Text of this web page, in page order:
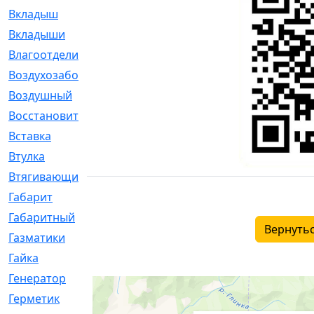
Вкладыш
Вкладыши
Влагоотделитель
Воздухозаборник
Воздушный
Восстановительный
Вставка
Втулка
Втягивающий
[22]
Габарит
Габаритный
Газматики
Гайка
Генератор
[148]
Герметик
[15]